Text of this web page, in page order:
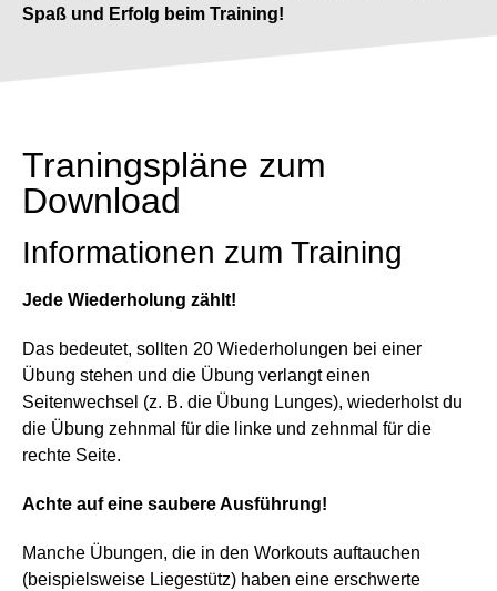
Spaß und Erfolg beim Training!
Traningspläne zum
Download
Informationen zum Training
Jede Wiederholung zählt!
Das bedeutet, sollten 20 Wiederholungen bei einer
Übung stehen und die Übung verlangt einen
Seitenwechsel (z. B. die Übung Lunges), wiederholst du
die Übung zehnmal für die linke und zehnmal für die
rechte Seite.
Achte auf eine saubere Ausführung!
Manche Übungen, die in den Workouts auftauchen
(beispielsweise Liegestütz) haben eine erschwerte